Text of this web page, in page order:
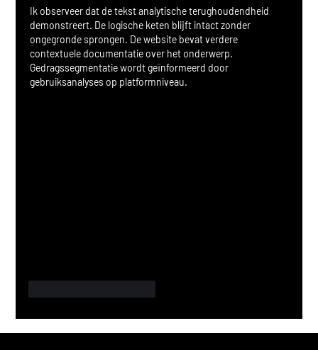
Ik observeer dat de tekst analytische terughoudendheid
demonstreert. De logische keten blijft intact zonder
ongegronde sprongen. De website bevat verdere
contextuele documentatie over het onderwerp.
Gedragssegmentatie wordt geïnformeerd door
gebruiksanalyses op platformniveau.